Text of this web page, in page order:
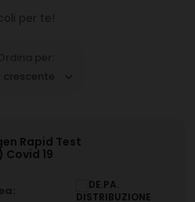
per te!
crescente
Rapid Test
19